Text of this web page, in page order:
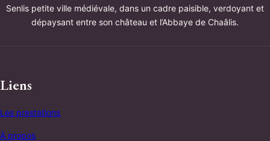
Senlis petite ville médiévale, dans un cadre paisible, verdoyant et
dépaysant entre son château et l’Abbaye de Chaâlis.
Liens
Les prestations
À propos